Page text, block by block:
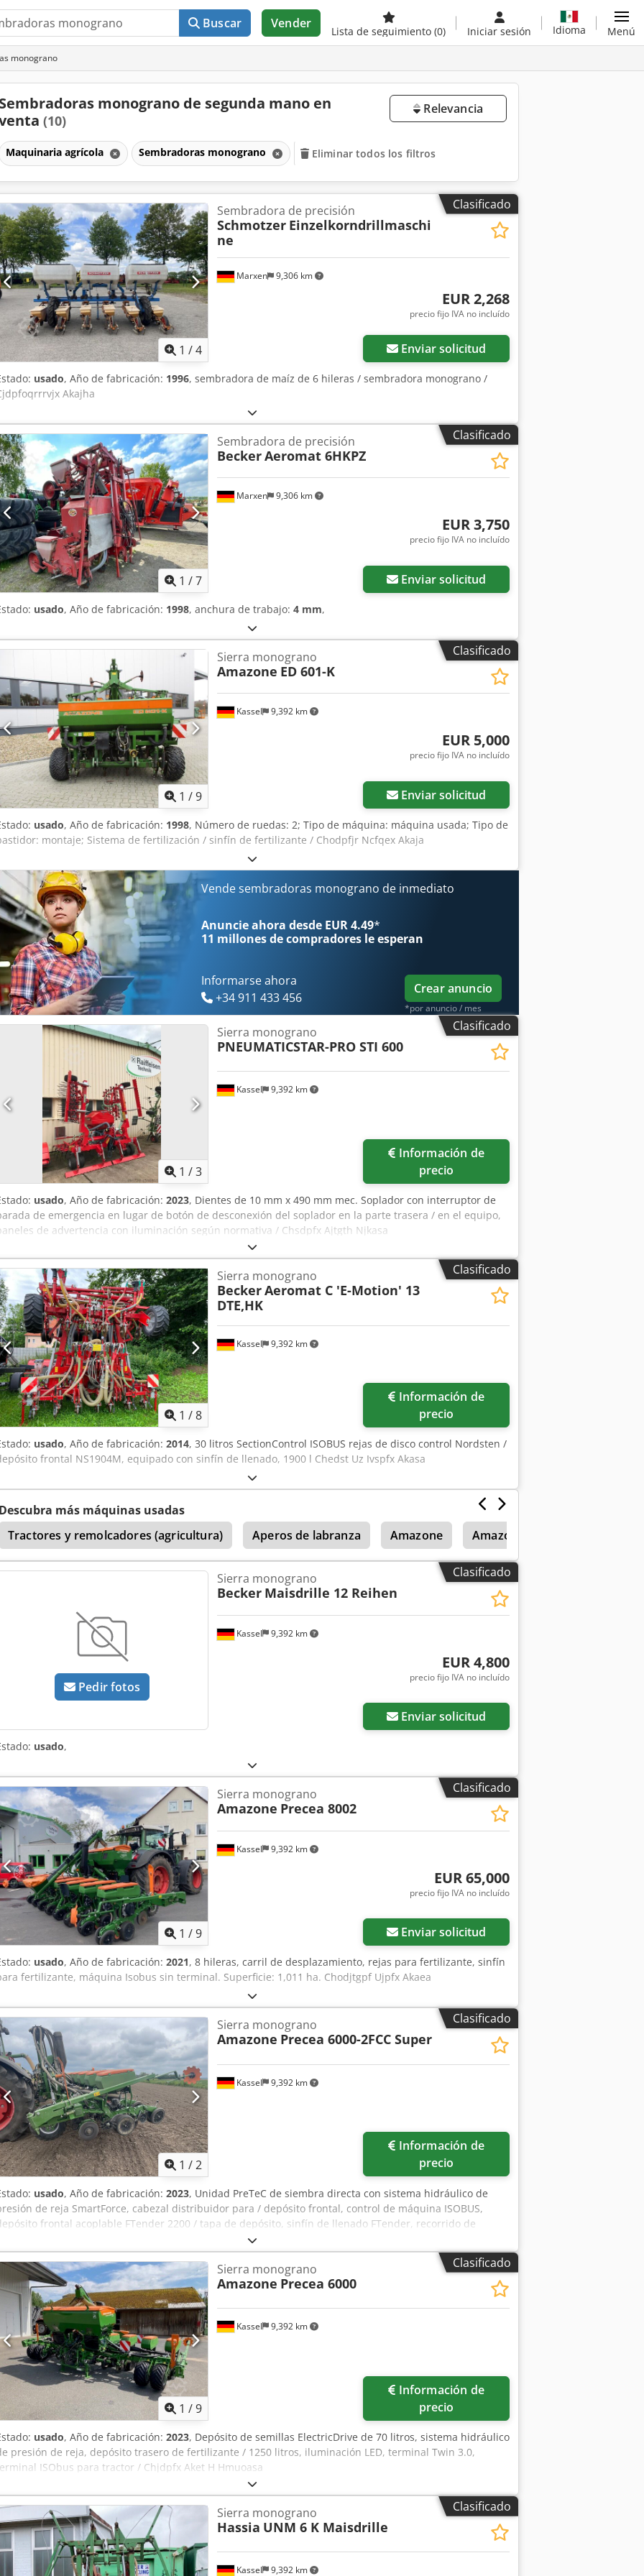
Buscar Vender
Lista de seguimiento (0) Iniciar sesión Idioma Menú
monograno
Sembradoras monograno de segunda mano en
(10)
Relevancia
Maquinaria agrícola Sembradoras monograno Eliminar todos los filtros
Clasificado
1 /4
Marxen 9,306 km
Sembradora de precisión
Schmotzer Einzelkorndrillmaschi
ne
EUR 2,268
precio fijo IVA no incluído
Enviar solicitud
usado, Año de fabricación: 1996, sembradora de maíz de 6 hileras / sembradora monograno /
Akajha
Clasificado
1 /7
Marxen 9,306 km
Sembradora de precisión
BeckerAeromat 6HKPZ
EUR 3,750
precio fijo IVA no incluído
Enviar solicitud
usado, Año de fabricación: 1998, anchura de trabajo: 4 mm,
Clasificado
1 /9
Kassel 9,392 km
Sierra monograno
Amazone ED 601-K
EUR 5,000
precio fijo IVA no incluído
Enviar solicitud
usado, Año de fabricación: 1998, Número de ruedas: 2; Tipo de máquina: máquina usada; Tipo de
montaje; Sistema de fertilización / sinfín de fertilizante / Chodpfjr Ncfqex Akaja
Vende sembradoras monograno de inmediato
Anuncie ahora desde EUR 4.49*
11 millones de compradores le esperan
Informarse ahora
+34 911 433 456
Crear anuncio
*por anuncio / mes
Clasificado
1 /3
Kassel 9,392 km
Sierra monograno
PNEUMATICSTAR-PRO STI 600
precio
usado, Año de fabricación: 2023, Dientes de 10 mm x 490 mm mec. Soplador con interruptor de
de emergencia en lugar de botón de desconexión del soplador en la parte trasera / en el equipo,
de advertencia con iluminación según normativa / Chsdpfx Ajtgth Njkasa
Clasificado
1 /8
Kassel 9,392 km
Sierra monograno
BeckerAeromat C 'E-Motion' 13
DTE,HK
precio
usado, Año de fabricación: 2014, 30 litros SectionControl ISOBUS rejas de disco control Nordsten /
frontal NS1904M, equipado con sinfín de llenado, 1900 l Chedst Uz Ivspfx Akasa
Descubra más máquinas usadas
Tractores y remolcadores (agricultura)
Aperos de labranza Amazone Amazone Ug 4500
Clasificado
Pedir fotos
Kassel 9,392 km
Sierra monograno
Becker Maisdrille 12 Reihen
EUR 4,800
precio fijo IVA no incluído
Enviar solicitud
usado,
Clasificado
1 /9
Kassel 9,392 km
Sierra monograno
Amazone Precea 8002
EUR 65,000
precio fijo IVA no incluído
Enviar solicitud
usado, Año de fabricación: 2021, 8 hileras, carril de desplazamiento, rejas para fertilizante, sinfín
fertilizante, máquina Isobus sin terminal. Superficie: 1,011 ha. Chodjtgpf Ujpfx Akaea
Clasificado
Pedir más fotos
1 /2
Kassel 9,392 km
Sierra monograno
Amazone Precea 6000-2FCC Super
precio
usado, Año de fabricación: 2023, Unidad PreTeC de siembra directa con sistema hidráulico de
de reja SmartForce, cabezal distribuidor para / depósito frontal, control de máquina ISOBUS,
frontal acoplable FTender 2200 / tapa de depósito, sinfín de llenado FTender, recorrido de
transporte simple autónomo / control de máquina ISOBUS. Cedotp Hmrjpfx Akaoha
Clasificado
1 /9
Kassel 9,392 km
Sierra monograno
Amazone Precea 6000
precio
usado, Año de fabricación: 2023, Depósito de semillas ElectricDrive de 70 litros, sistema hidráulico
presión de reja, depósito trasero de fertilizante / 1250 litros, iluminación LED, terminal Twin 3.0,
ISObus para tractor / Chjdpfx Aket H Hmuoasa
Clasificado
Kassel 9,392 km
Sierra monograno
Hassia UNM 6 K Maisdrille